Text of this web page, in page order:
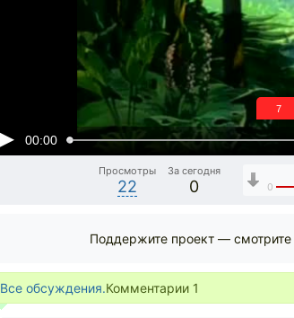
00:00
6
Просмотры
22
За сегодня
0 0
Поддержите проект —
Все обсуждения.Комментарии 1